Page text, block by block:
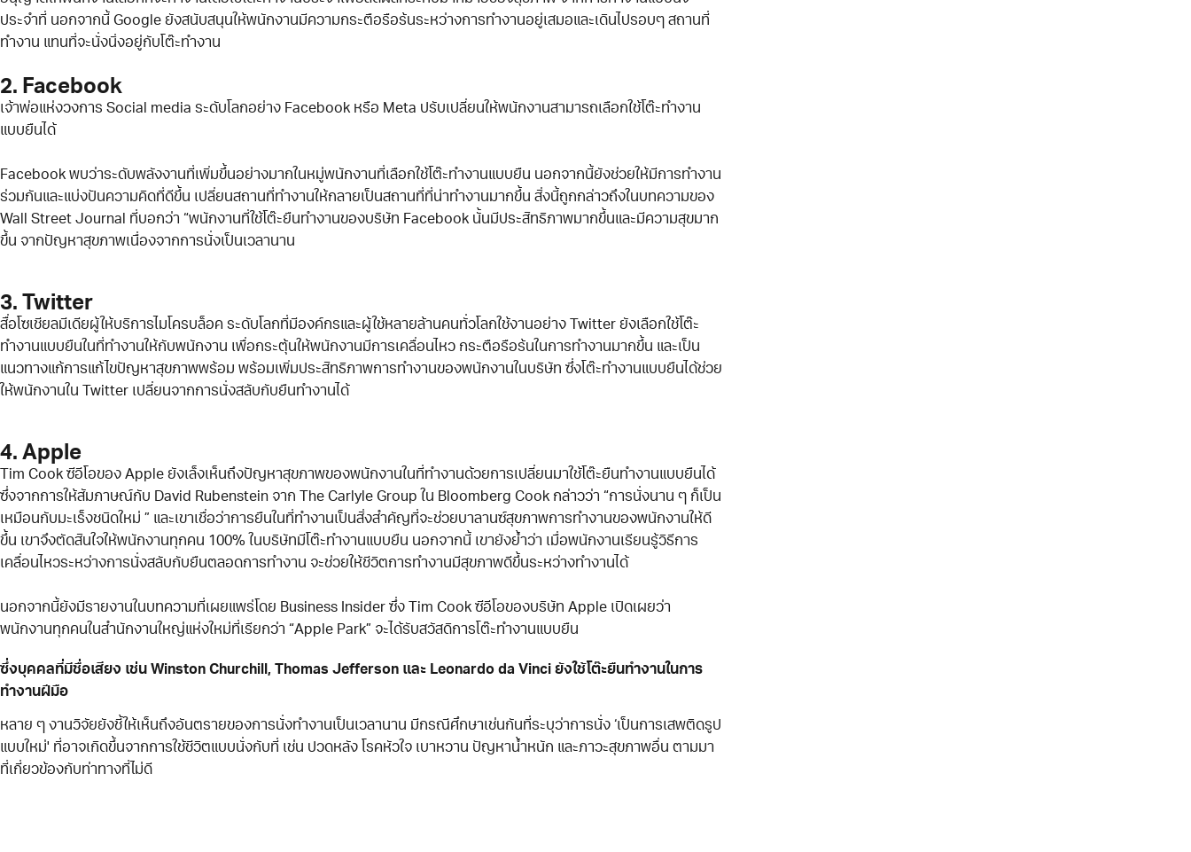
ประจำที่ นอกจากนี้ Google ยังสนับสนุนให้พนักงานมีความกระตือรือร้นระหว่างการทำงานอยู่เสมอและเดินไปรอบๆ สถานที่
ทำงาน แทนที่จะนั่งนิ่งอยู่กับโต๊ะทำงาน
2. Facebook
เจ้าพ่อแห่งวงการ Social media ระดับโลกอย่าง Facebook หรือ Meta ปรับเปลี่ยนให้พนักงานสามารถเลือกใช้โต๊ะทำงาน
แบบยืนได้
Facebook พบว่าระดับพลังงานที่เพิ่มขึ้นอย่างมากในหมู่พนักงานที่เลือกใช้โต๊ะทำงานแบบยืน นอกจากนี้ยังช่วยให้มีการทำงาน
ร่วมกันและแบ่งปันความคิดที่ดีขึ้น เปลี่ยนสถานที่ทำงานให้กลายเป็นสถานที่ที่น่าทำงานมากขึ้น สิ่งนี้ถูกกล่าวถึงในบทความของ
Wall Street Journal ที่บอกว่า “พนักงานที่ใช้โต๊ะยืนทำงานของบริษัท Facebook นั้นมีประสิทธิภาพมากขึ้นและมีความสุขมาก
ขึ้น จากปัญหาสุขภาพเนื่องจากการนั่งเป็นเวลานาน
3. Twitter
สื่อโซเชียลมีเดียผู้ให้บริการไมโครบล็อค ระดับโลกที่มีองค์กรและผู้ใช้หลายล้านคนทั่วโลกใช้งานอย่าง Twitter ยังเลือกใช้โต๊ะ
ทำงานแบบยืนในที่ทำงานให้กับพนักงาน เพื่อกระตุ้นให้พนักงานมีการเคลื่อนไหว กระตือรือร้นในการทำงานมากขึ้น และเป็น
แนวทางแก้การแก้ไขปัญหาสุขภาพพร้อม พร้อมเพิ่มประสิทธิภาพการทำงานของพนักงานในบริษัท ซึ่งโต๊ะทำงานแบบยืนได้ช่วย
ให้พนักงานใน Twitter เปลี่ยนจากการนั่งสลับกับยืนทำงานได้
4. Apple
Tim Cook ซีอีโอของ Apple ยังเล็งเห็นถึงปัญหาสุขภาพของพนักงานในที่ทำงานด้วยการเปลี่ยนมาใช้โต๊ะยืนทำงานแบบยืนได้
ซึ่งจากการให้สัมภาษณ์กับ David Rubenstein จาก The Carlyle Group ใน Bloomberg Cook กล่าวว่า “การนั่งนาน ๆ ก็เป็น
เหมือนกับมะเร็งชนิดใหม่ ” และเขาเชื่อว่าการยืนในที่ทำงานเป็นสิ่งสำคัญที่จะช่วยบาลานซ์สุขภาพการทำงานของพนักงานให้ดี
ขึ้น เขาจึงตัดสินใจให้พนักงานทุกคน 100% ในบริษัทมีโต๊ะทำงานแบบยืน นอกจากนี้ เขายังย้ำว่า เมื่อพนักงานเรียนรู้วิธีการ
เคลื่อนไหวระหว่างการนั่งสลับกับยืนตลอดการทำงาน จะช่วยให้ชีวิตการทำงานมีสุขภาพดีขึ้นระหว่างทำงานได้
นอกจากนี้ยังมีรายงานในบทความที่เผยแพร่โดย Business Insider ซึ่ง Tim Cook ซีอีโอของบริษัท Apple เปิดเผยว่า
พนักงานทุกคนในสำนักงานใหญ่แห่งใหม่ที่เรียกว่า “Apple Park” จะได้รับสวัสดิการโต๊ะทำงานแบบยืน
ซึ่งบุคคลที่มีชื่อเสียง เช่น Winston Churchill, Thomas Jefferson และ Leonardo da Vinci ยังใช้โต๊ะยืนทำงานในการ
ทำงานฝีมือ
หลาย ๆ งานวิจัยยังชี้ให้เห็นถึงอันตรายของการนั่งทำงานเป็นเวลานาน มีกรณีศึกษาเช่นกันที่ระบุว่าการนั่ง ‘เป็นการเสพติดรูป
แบบใหม่' ที่อาจเกิดขึ้นจากการใช้ชีวิตแบบนั่งกับที่ เช่น ปวดหลัง โรคหัวใจ เบาหวาน ปัญหาน้ำหนัก และภาวะสุขภาพอื่น ตามมา
ที่เกี่ยวข้องกับท่าทางที่ไม่ดี